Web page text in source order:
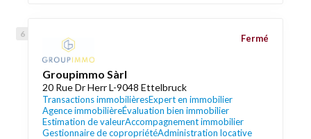
Groupimmo Sàrl
20 Rue Dr Herr L-9048 Ettelbruck
Transactions immobilièresExpert en immobilier
Agence immobilièreÉvaluation bien immobilier
Estimation de valeurAccompagnement immobilier
Gestionnaire de copropriétéAdministration locative
Fermé